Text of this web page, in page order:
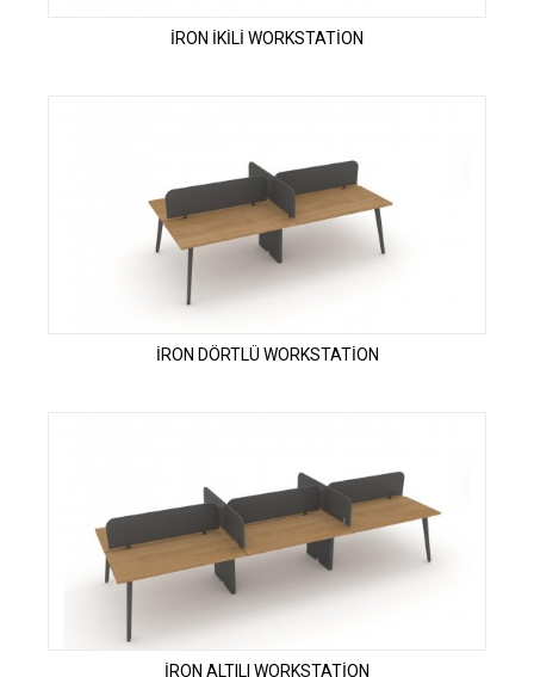
İRON İKİLİ WORKSTATİON
İRON DÖRTLÜ WORKSTATİON
İRON ALTILI WORKSTATİON